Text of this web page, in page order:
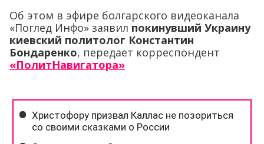
Об этом в эфире болгарского видеоканала
«Поглед Инфо» заявил покинувший Украину
киевский политолог Константин
Бондаренко, передает корреспондент
«ПолитНавигатора»